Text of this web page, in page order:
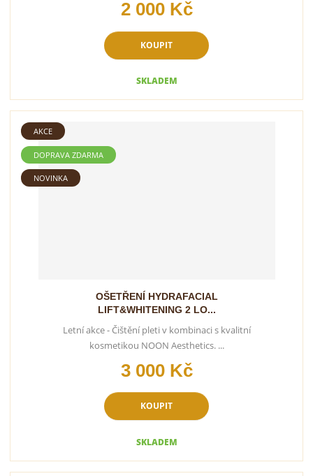
2 000 Kč
KOUPIT
SKLADEM
AKCE
DOPRAVA ZDARMA
NOVINKA
OŠETŘENÍ HYDRAFACIAL
LIFT&WHITENING 2 LO...
3 000 Kč
KOUPIT
SKLADEM
Letní akce - Čištění pleti v kombinaci s kvalitní
kosmetikou NOON Aesthetics. ...